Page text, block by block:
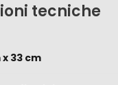
tecniche
33 cm